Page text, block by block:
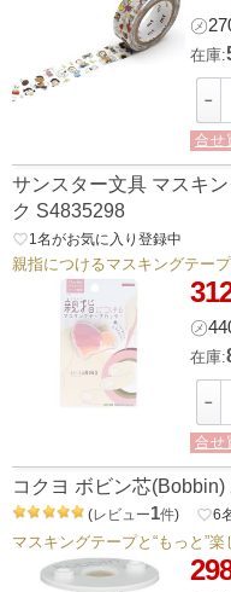
㋱
在庫:
－
合せ
サンスター文具 マスキ
ク S4835298
favorite_border1 名がお気に入り登録中
親指につけるマスキングテー
㋱
在庫:
－
合せ
コクヨ ボビン芯
(レビュー1件) favorite_border6
マスキングテープと“もっと”